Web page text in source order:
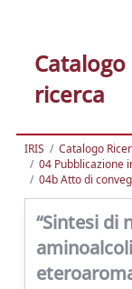
ricerca
IRIS
Catalogo
04 Pubblicazione
04b Atto di
“Sintesi di